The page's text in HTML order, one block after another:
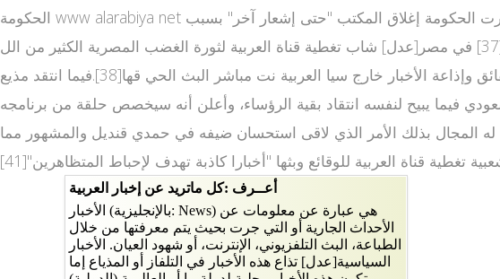
الحكومة www alarabiya net الإيرانية بإغلاق مكتب قناة العربية لمدة أسبوع.[36] بعد مرور سبعة أيام، وفي أثناء الاحتجاجات على الانتخابات، قررت الحكومة إغلاق المكتب "حتى إشعار آخر" بسبب
ما وصفته بتغطية القناة "المنحازة" للانتخابات.[37] في مصر[عدل] شاب تغطية قناة العربية لثورة الغضب المصرية الكثير من الل www al arabiya net غط، حيث هاجم الناشط المصري وائل غنيم
واتهم تلفزيون العرب ها ب موقع بالعربي ارتكاب خطأ غير مهني وغير محترم كما وصفه وكال لها الاتهام بقلب الحقائق وإذاعة الأخبار خارج سيا العربية نت مباشر البث الحي قها[38].فيما انتقد مذيع
فيما يبيح لنفسه انتقاد بقية الرؤساء، وأعلن أنه سيخصص حلقة من برنامجه
له المجال بذلك الأمر الذي لاقى استحسان ضيفه في حمدي قنديل والمشهور مما